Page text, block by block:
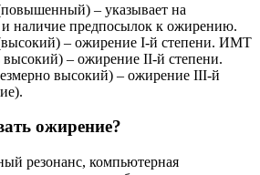
– указывает на
наличие предпосылок к ожирению.
– ожирение I-й степени. ИМТ
высокий) – ожирение II-й степени.
высокий) – ожирение III-й
ожирение?
резонанс, компьютерная